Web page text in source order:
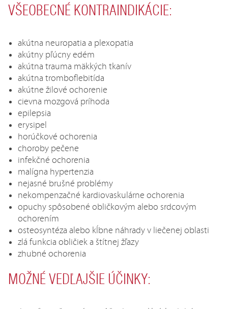
VŠEOBECNÉ KONTRAINDIKÁCIE:
akútna neuropatia a plexopatia
akútny pľúcny edém
akútna trauma mäkkých tkanív
akútna tromboflebitída
akútne žilové ochorenie
cievna mozgová príhoda
epilepsia
erysipel
horúčkové ochorenia
choroby pečene
infekčné ochorenia
malígna hypertenzia
nejasné brušné problémy
nekompenzačné kardiovaskulárne ochorenia
opuchy spôsobené obličkovým alebo srdcovým
ochorením
osteosyntéza alebo kĺbne náhrady v liečenej oblasti
zlá funkcia obličiek a štítnej žľazy
zhubné ochorenia
MOŽNÉ VEDĽAJŠIE ÚČINKY: